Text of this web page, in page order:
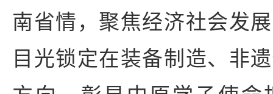
南省情，聚焦经济社会发
目光锁定在装备制造、非